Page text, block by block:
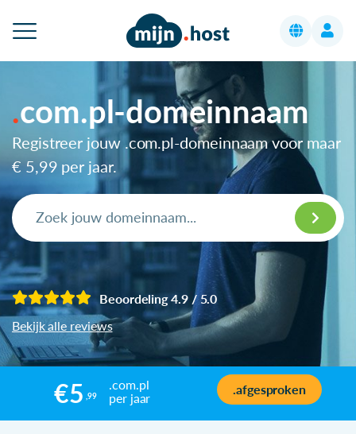
com.pl-domeinnaam
Registreer jouw .com.pl-domeinnaam voor maar
€ 5,99 per jaar.
Beoordeling 4.9 / 5.0
Bekijk alle reviews
€5 ,99
.com.pl
per jaar
.afgesproken